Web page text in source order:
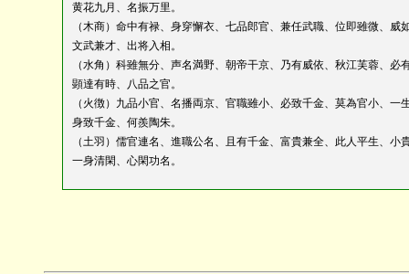
黄花九月、名振万里。
（木商）命中有禄、身穿懈衣、七品郎官、兼任武職、位即雖微、威
文武兼才、出将入相。
（水角）科雖無分、声名満野、朝帝干京、乃有威依、秋江芙蓉、必
顕達有時、八品之官。
（火徴）九品小官、名播両京、官職雖小、必致千金、莫為官小、一
身致千金、何羨陶朱。
（土羽）儒官連名、進職公名、且有千金、富貴兼全、此人平生、小
一身清閑、心閑功名。